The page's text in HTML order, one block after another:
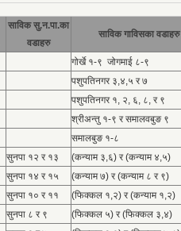
साविक सु.न.पा.का
वडाहरु
साविक गाविसका वडाहरु
गोर्खे १-९ जोगमाई ८-९
पशुपतिनगर ३,४,५ र ७
पशुपतिनगर १, २, ६, ८, र ९
श्रीअन्तु १-९ र समालवबुङ ९
समालबुङ १-८
सुनपा १२ र १३
(कन्याम ३,६) र (कन्याम ४,५)
सुनपा १४ र १५
(कन्याम ७) र (कन्याम ८ र ९)
सुनपा १० र ११
(फिक्कल १,२) र (कन्याम १,२)
सुनपा ८ र ९
(फिक्कल ५) र (फिक्कल ३,४)